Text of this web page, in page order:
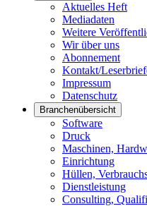
Aktuelles Heft
Mediadaten
Weitere
Wir über uns
Abonnement
Kontakt/
Impressum
Datenschutz
Branchenübersicht
Software
Druck
Maschinen,
Einrichtung
Hüllen,
Dienstleistung
Consulting,